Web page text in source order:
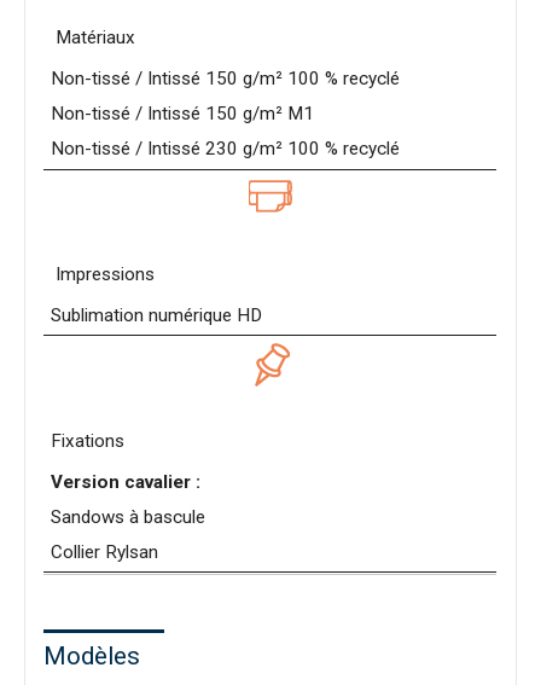
Matériaux
Non-tissé / Intissé 150 g/m² 100 % recyclé
Non-tissé / Intissé 150 g/m² M1
Non-tissé / Intissé 230 g/m² 100 % recyclé
Impressions
Sublimation numérique HD
Fixations
Version cavalier :
Sandows à bascule
Collier Rylsan
Modèles